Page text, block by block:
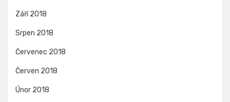
Září 2018
Srpen 2018
Červenec 2018
Červen 2018
Únor 2018